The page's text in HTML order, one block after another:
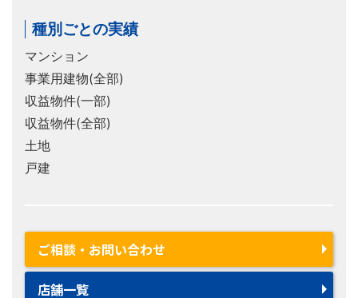
種別ごとの実績
マンション
事業用建物(全部)
収益物件(一部)
収益物件(全部)
土地
戸建
ご相談・お問い合わせ
店舗一覧